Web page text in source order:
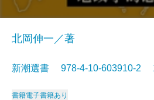
北岡伸一／著
新潮選書 978-4-10-603910-2
書籍電子書籍あり